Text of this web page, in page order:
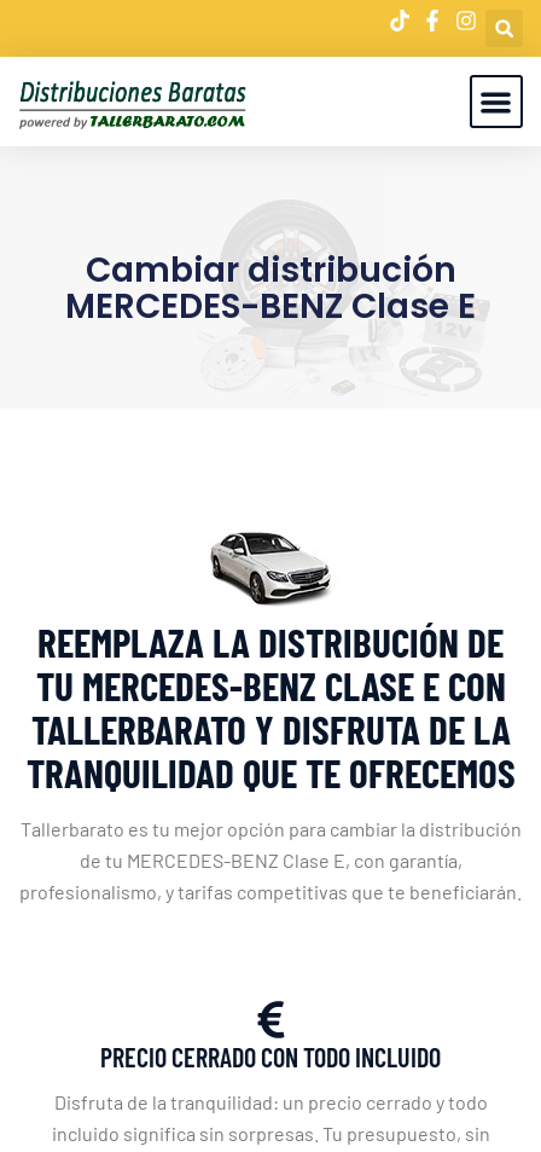
Cambiar distribución
MERCEDES-BENZ Clase E
REEMPLAZA LA DISTRIBUCIÓN DE
TU MERCEDES-BENZ CLASE E CON
TALLERBARATO Y DISFRUTA DE LA
TRANQUILIDAD QUE TE OFRECEMOS
Tallerbarato es tu mejor opción para cambiar la distribución
de tu MERCEDES-BENZ Clase E, con garantía,
profesionalismo, y tarifas competitivas que te beneficiarán.
PRECIO CERRADO CON TODO INCLUIDO
Disfruta de la tranquilidad: un precio cerrado y todo
incluido significa sin sorpresas. Tu presupuesto, sin